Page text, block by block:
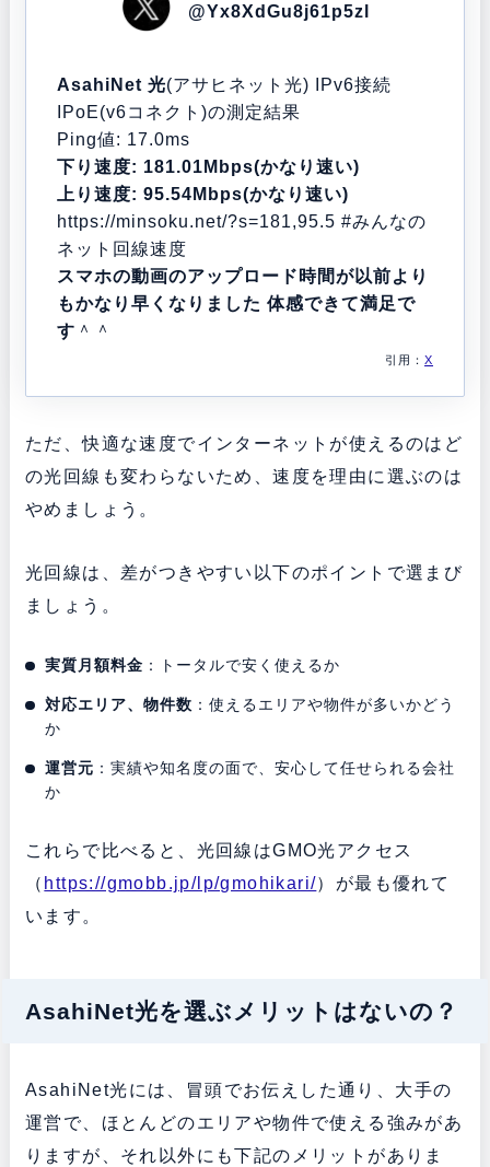
@Yx8XdGu8j61p5zl
AsahiNet 光(アサヒネット光) IPv6接続
IPoE(v6コネクト)の測定結果
Ping値: 17.0ms
下り速度: 181.01Mbps(かなり速い)
上り速度: 95.54Mbps(かなり速い)
https://minsoku.net/?s=181,95.5 #みんなの
ネット回線速度
スマホの動画のアップロード時間が以前より
もかなり早くなりました 体感できて満足で
す ＾＾
引用：X
ただ、快適な速度でインターネットが使えるのはど
の光回線も変わらないため、速度を理由に選ぶのは
やめましょう。
光回線は、差がつきやすい以下のポイントで選まび
ましょう。
実質月額料金 ：トータルで安く使えるか
対応エリア、物件数 ：使えるエリアや物件が多いかどう
か
運営元 ：実績や知名度の面で、安心して任せられる会社
か
これらで比べると、光回線はGMO光アクセス
（ https://gmobb.jp/lp/gmohikari/）が最も優れて
います。
AsahiNet光を選ぶメリットはないの？
AsahiNet光には、冒頭でお伝えした通り、大手の
運営で、ほとんどのエリアや物件で使える強みがあ
りますが、それ以外にも下記のメリットがありま